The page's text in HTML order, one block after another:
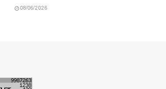
08/06/2026